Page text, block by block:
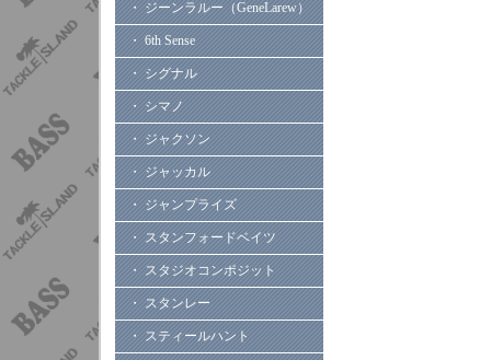
・ ジーンラルー（GeneLarew）
・ 6th Sense
・ シグナル
・ シマノ
・ ジャクソン
・ ジャッカル
・ ジャンプライズ
・ スタンフォードベイツ
・ スタジオコンポジット
・ スタンレー
・ スティールハント